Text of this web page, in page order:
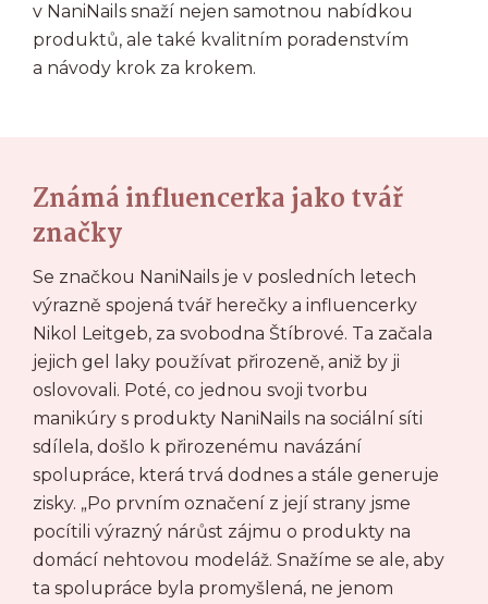
v NaniNails snaží nejen samotnou nabídkou
produktů, ale také kvalitním poradenstvím
a návody krok za krokem.
Známá influencerka jako tvář
značky
Se značkou NaniNails je v posledních letech
výrazně spojená tvář herečky a influencerky
Nikol Leitgeb, za svobodna Štíbrové. Ta začala
jejich gel laky používat přirozeně, aniž by ji
oslovovali. Poté, co jednou svoji tvorbu
manikúry s produkty NaniNails na sociální síti
sdílela, došlo k přirozenému navázání
spolupráce, která trvá dodnes a stále generuje
zisky. „Po prvním označení z její strany jsme
pocítili výrazný nárůst zájmu o produkty na
domácí nehtovou modeláž. Snažíme se ale, aby
ta spolupráce byla promyšlená, ne jenom